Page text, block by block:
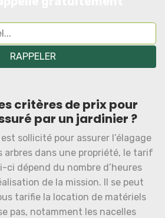
critères de prix pour
par un jardinier ?
sollicité pour assurer l’élagage
arbres dans une propriété, le tarif
ci dépend du nombre d’heures
de la mission. Il se peut
tarifie la location de matériels
pas, notamment les nacelles